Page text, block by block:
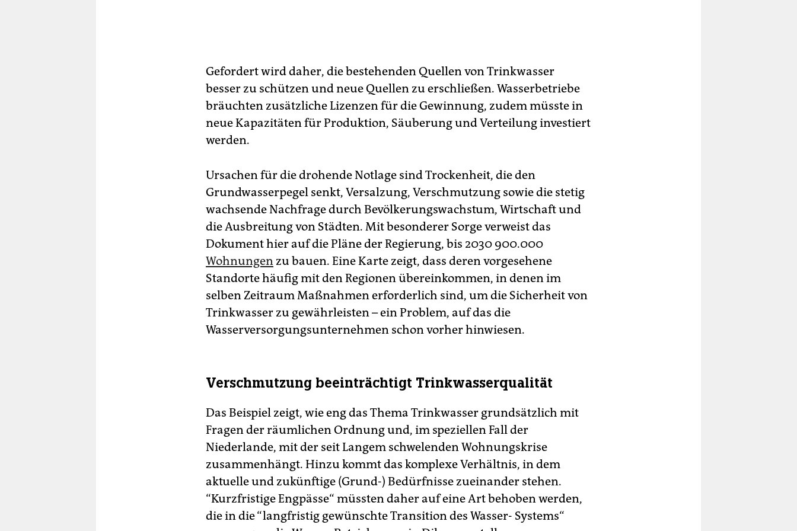
Gefordert wird daher, die bestehenden Quellen von Trinkwasser
besser zu schützen und neue Quellen zu erschließen. Wasserbetriebe
bräuchten zusätzliche Lizenzen für die Gewinnung, zudem müsste in
neue Kapazitäten für Produktion, Säuberung und Verteilung investiert
werden.
Ursachen für die drohende Notlage sind Trockenheit, die den
Grundwasserpegel senkt, Versalzung, Verschmutzung sowie die stetig
wachsende Nachfrage durch Bevölkerungswachstum, Wirtschaft und
die Ausbreitung von Städten. Mit besonderer Sorge verweist das
Dokument hier auf die Pläne der Regierung, bis 2030 900.000
Wohnungen zu bauen. Eine Karte zeigt, dass deren vorgesehene
Standorte häufig mit den Regionen übereinkommen, in denen im
selben Zeitraum Maßnahmen erforderlich sind, um die Sicherheit von
Trinkwasser zu gewährleisten – ein Problem, auf das die
Wasserversorgungsunternehmen schon vorher hinwiesen.
Verschmutzung beeinträchtigt Trinkwasserqualität
Das Beispiel zeigt, wie eng das Thema Trinkwasser grundsätzlich mit
Fragen der räumlichen Ordnung und, im speziellen Fall der
Niederlande, mit der seit Langem schwelenden Wohnungskrise
zusammenhängt. Hinzu kommt das komplexe Verhältnis, in dem
aktuelle und zukünftige (Grund-) Bedürfnisse zueinander stehen.
“Kurzfristige Engpässe“ müssten daher auf eine Art behoben werden,
die in die “langfristig gewünschte Transition des Wasser- Systems“